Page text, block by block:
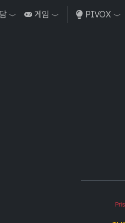
Toggle Dropdown
게임 Toggle Dropdown
PIVOX